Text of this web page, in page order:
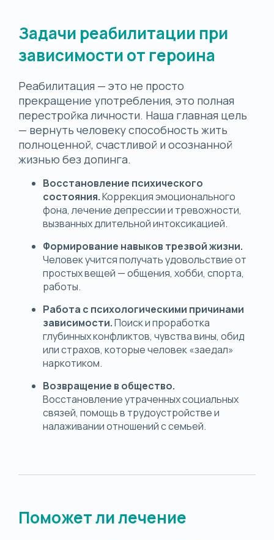
Задачи реабилитации при
зависимости от героина
Реабилитация — это не просто
прекращение употребления, это полная
перестройка личности. Наша главная цель
— вернуть человеку способность жить
полноценной, счастливой и осознанной
жизнью без допинга.
Восстановление психического
состояния.Коррекция эмоционального
фона, лечение депрессии и тревожности,
вызванных длительной интоксикацией.
Формирование навыков трезвой жизни.
Человек учится получать удовольствие от
простых вещей — общения, хобби, спорта,
работы.
Работа с психологическими причинами
зависимости.Поиск и проработка
глубинных конфликтов, чувства вины, обид
или страхов, которые человек «заедал»
наркотиком.
Возвращение в общество.
Восстановление утраченных социальных
связей, помощь в трудоустройстве и
налаживании отношений с семьей.
Поможет ли лечение